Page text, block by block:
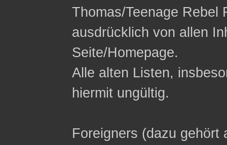
Thomas/Teenage Rebel
ausdrücklich von allen
Seite/Homepage.
Alle alten Listen,
hiermit ungültig.
Foreigners (dazu gehört